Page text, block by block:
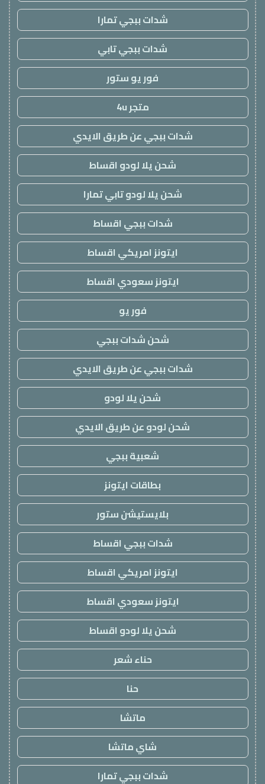
شدات ببجي تمارا
شدات ببجي تابي
فور يو ستور
متجر 4u
شدات ببجي عن طريق الايدي
شحن يلا لودو اقساط
شحن يلا لودو تابي تمارا
شدات ببجي اقساط
ايتونز امريكي اقساط
ايتونز سعودي اقساط
فور يو
شحن شدات ببجي
شدات ببجي عن طريق الايدي
شحن يلا لودو
شحن لودو عن طريق الايدي
شعبية ببجي
بطاقات ايتونز
بلايستيشن ستور
شدات ببجي اقساط
ايتونز امريكي اقساط
ايتونز سعودي اقساط
شحن يلا لودو اقساط
حناء شعر
حنا
ماتشا
شاي ماتشا
شدات ببجي تمارا